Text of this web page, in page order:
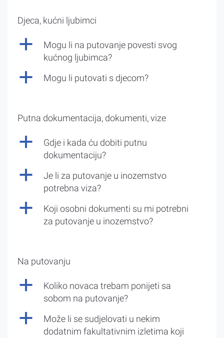
Djeca, kućni ljubimci
a
Mogu li na putovanje povesti svog
kućnog ljubimca?
a Mogu li putovati s djecom?
Putna dokumentacija, dokumenti, vize
a
Gdje i kada ću dobiti putnu
dokumentaciju?
a
Je li za putovanje u inozemstvo
potrebna viza?
a
Koji osobni dokumenti su mi potrebni
za putovanje u inozemstvo?
Na putovanju
a
Koliko novaca trebam ponijeti sa
sobom na putovanje?
a
Može li se sudjelovati u nekim
dodatnim fakultativnim izletima koji